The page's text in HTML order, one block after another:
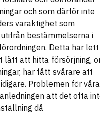
och som därför inte
varaktighet som
bestämmelserna i
Detta har lett
lätt att hitta försörjning,
har fått svårare att
Problemen för våra
att det ofta
då